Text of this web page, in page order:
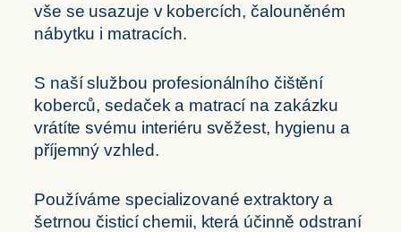
vše se usazuje v kobercích, čalouněném
nábytku i matracích.
S naší službou profesionálního čištění
koberců, sedaček a matrací na zakázku
vrátíte svému interiéru svěžest, hygienu a
příjemný vzhled.
Používáme specializované extraktory a
šetrnou čisticí chemii, která účinně odstraní